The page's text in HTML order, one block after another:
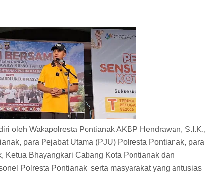
oleh Wakapolresta Pontianak AKBP Hendrawan, S.I.K.,
para Pejabat Utama (PJU) Polresta Pontianak, para
Ketua Bhayangkari Cabang Kota Pontianak dan
Polresta Pontianak, serta masyarakat yang antusias